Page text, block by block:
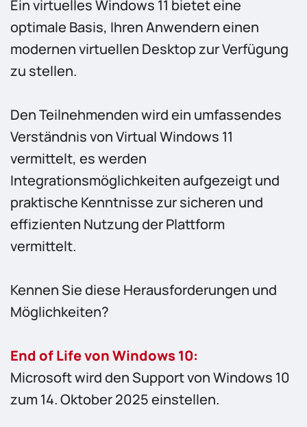
Ein virtuelles Windows 11 bietet eine
optimale Basis, Ihren Anwendern einen
modernen virtuellen Desktop zur Verfügung
zu stellen.
Den Teilnehmenden wird ein umfassendes
Verständnis von Virtual Windows 11
vermittelt, es werden
Integrationsmöglichkeiten aufgezeigt und
praktische Kenntnisse zur sicheren und
effizienten Nutzung der Plattform
vermittelt.
Kennen Sie diese Herausforderungen und
Möglichkeiten?
End of Life von Windows 10:
Microsoft wird den Support von Windows 10
zum 14. Oktober 2025 einstellen.